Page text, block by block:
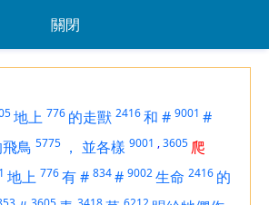
關閉
地上 776 的走獸 2416和 # 9001 #
鳥 5775 ， 並各樣 9001 ,3605 爬
地上 776有# 834# 9002生命 2416 的